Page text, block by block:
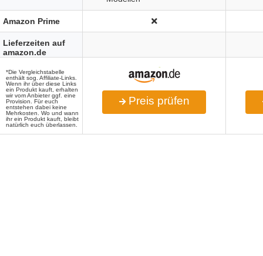
Preis prüfen
Amazon Prime
Lieferzeiten auf
amazon.de
*Die Vergleichstabelle
enthält sog. Affiliate-Links.
Wenn ihr über diese Links
ein Produkt kauft, erhalten
wir vom Anbieter ggf. eine
Provision. Für euch
entstehen dabei keine
Mehrkosten. Wo und wann
ihr ein Produkt kauft, bleibt
natürlich euch überlassen.